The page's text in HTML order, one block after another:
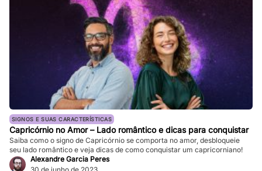
SIGNOS E SUAS CARACTERÍSTICAS
Capricórnio no Amor – Lado romântico e dicas para conquistar
Saiba como o signo de Capricórnio se comporta no amor, desbloqueie
seu lado romântico e veja dicas de como conquistar um capricorniano!
Alexandre Garcia Peres